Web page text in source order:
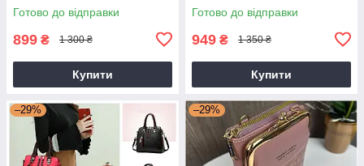
Готово до відправки
899 ₴ 1 300 ₴
Купити
Готово до відправки
949 ₴ 1 350 ₴
Купити
–29% –29%